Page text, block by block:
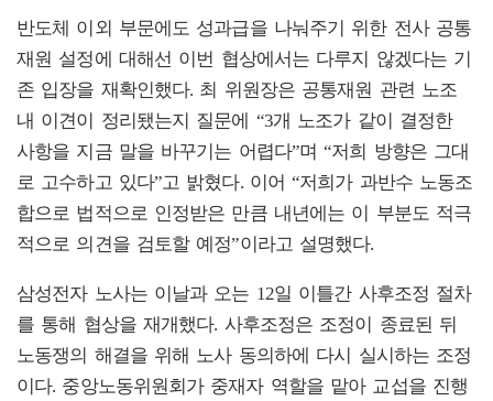
반도체 이외 부문에도 성과급을 나눠주기 위한 전사 공통
재원 설정에 대해선 이번 협상에서는 다루지 않겠다는 기
존 입장을 재확인했다. 최 위원장은 공통재원 관련 노조
내 이견이 정리됐는지 질문에 “3개 노조가 같이 결정한
사항을 지금 말을 바꾸기는 어렵다”며 “저희 방향은 그대
로 고수하고 있다”고 밝혔다. 이어 “저희가 과반수 노동조
합으로 법적으로 인정받은 만큼 내년에는 이 부분도 적극
적으로 의견을 검토할 예정”이라고 설명했다.
삼성전자 노사는 이날과 오는 12일 이틀간 사후조정 절차
를 통해 협상을 재개했다. 사후조정은 조정이 종료된 뒤
노동쟁의 해결을 위해 노사 동의하에 다시 실시하는 조정
이다. 중앙노동위원회가 중재자 역할을 맡아 교섭을 진행